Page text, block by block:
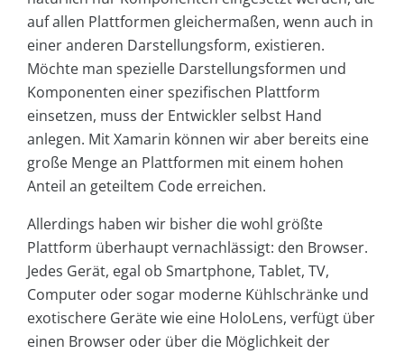
auf allen Plattformen gleichermaßen, wenn auch in
einer anderen Darstellungsform, existieren.
Möchte man spezielle Darstellungsformen und
Komponenten einer spezifischen Plattform
einsetzen, muss der Entwickler selbst Hand
anlegen. Mit Xamarin können wir aber bereits eine
große Menge an Plattformen mit einem hohen
Anteil an geteiltem Code erreichen.
Allerdings haben wir bisher die wohl größte
Plattform überhaupt vernachlässigt: den Browser.
Jedes Gerät, egal ob Smartphone, Tablet, TV,
Computer oder sogar moderne Kühlschränke und
exotischere Geräte wie eine HoloLens, verfügt über
einen Browser oder über die Möglichkeit der